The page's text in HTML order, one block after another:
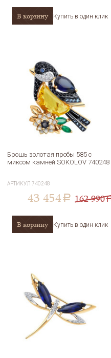
В корзину Купить в один клик
Брошь золотая пробы 585 с
миксом камней SOKOLOV 740248
АРТИКУЛ740248
43 454 a 162 990
В корзину Купить в один клик